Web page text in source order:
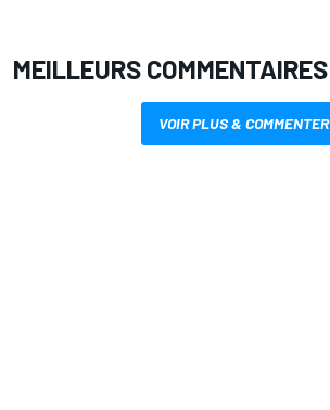
MEILLEURS COMMENTAIRES
VOIR PLUS & COMMENTER